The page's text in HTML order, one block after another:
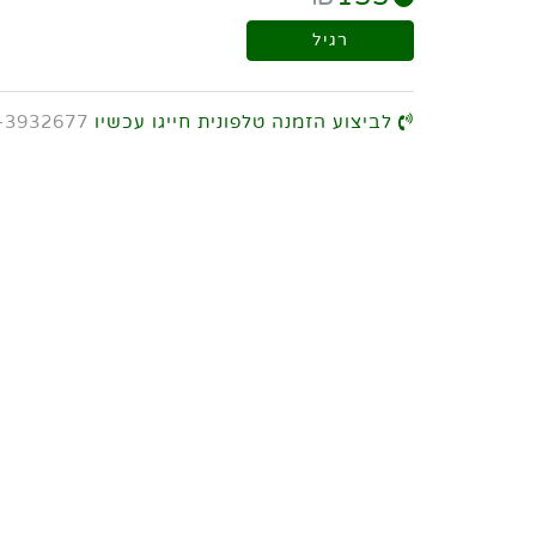
רגיל
לביצוע הזמנה טלפונית חייגו עכשיו